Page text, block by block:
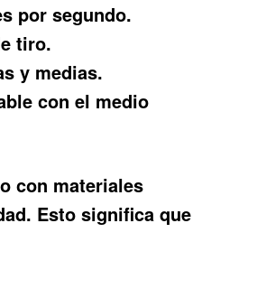
por segundo.
tiro.
y medias.
con el medio
con materiales
Esto significa que